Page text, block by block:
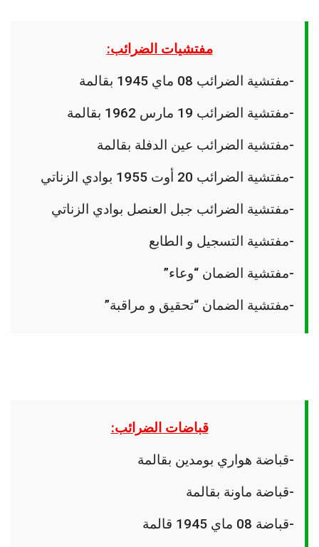
مفتشيات الضرائب:
-مفتشية الضرائب 08 ماي 1945 بقالمة
-مفتشية الضرائب 19 مارس 1962 بقالمة
-مفتشية الضرائب عين الدفلة بقالمة
-مفتشية الضرائب 20 أوت 1955 بوادي الزناتي
-مفتشية الضرائب جبل العنصل بوادي الزناتي
-مفتشية التسجيل و الطابع
-مفتشية الضمان “وعاء”
-مفتشية الضمان “تحقيق و مراقبة”
قباضات الضرائب:
-قباضة هواري بومدين بقالمة
-قباضة ماونة بقالمة
-قباضة 08 ماي 1945 قالمة